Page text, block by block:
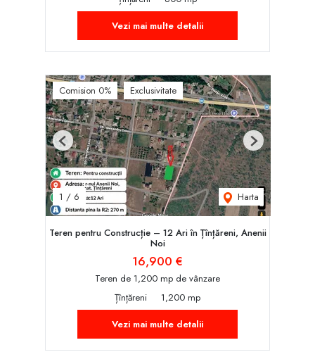
Vezi mai multe detalii
Comision 0% Exclusivitate
1 / 6 Harta
Previous Next
Teren pentru Construcție – 12 Ari în Țînțăreni, Anenii
Noi
16,900 €
Teren de 1,200 mp de vânzare
Țînțăreni
1,200 mp
Vezi mai multe detalii